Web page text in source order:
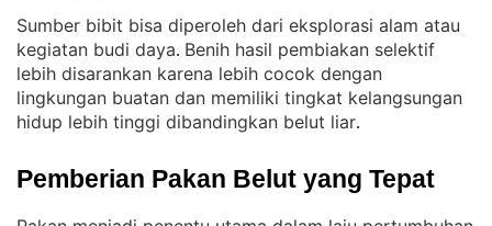
Sumber bibit bisa diperoleh dari eksplorasi alam atau
kegiatan budi daya. Benih hasil pembiakan selektif
lebih disarankan karena lebih cocok dengan
lingkungan buatan dan memiliki tingkat kelangsungan
hidup lebih tinggi dibandingkan belut liar.
Pemberian Pakan Belut yang Tepat